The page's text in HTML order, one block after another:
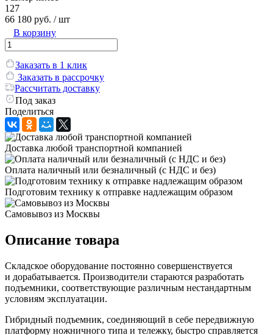
127
66 180 руб. / шт
В корзину
Заказать в 1 клик
Заказать в рассрочку
Рассчитать доставку
Под заказ
Поделиться
Доставка любой транспортной компанией
Оплата наличный или безналичный (с НДС и без)
Подготовим технику к отправке надлежащим образом
Самовывоз из Москвы
Описание товара
Складское оборудование постоянно совершенствуется
и дорабатывается. Производители стараются разработать
подъемники, соответствующие различным нестандартным
условиям эксплуатации.
Гибридный подъемник, соединяющий в себе передвижную
платформу ножничного типа и тележку, быстро справляется